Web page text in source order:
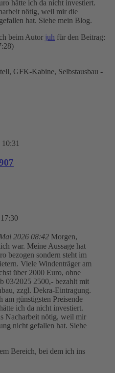
hätte ich da nicht investiert.
nötig, weil mir die
hat. Siehe mein Blog.
beim Autor juh für den Beitrag:
GFK-Kabine, Selbstausbau -
2026 08:42 Morgen,
war. Meine Aussage hat
bezogen sondern steht im
Viele Windenträger am
über 2000 Euro, ohne
03/2025 2500,- bezahlt mit
zzgl. Dekra-Eintragung.
günstigsten Preisende
ich da nicht investiert.
Nacharbeit nötig, weil mir
nicht gefallen hat. Siehe
Bereich, bei dem ich ins